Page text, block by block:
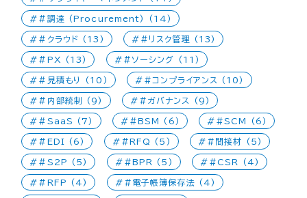
#調達 (Procurement) (14)
#クラウド (13) #リスク管理 (13)
#PX (13) #ソーシング (11)
#見積もり (10) #コンプライアンス (10)
#内部統制 (9) #ガバナンス (9)
#SaaS (7) #BSM (6) #SCM (6)
#EDI (6) #RFQ (5) #間接材 (5)
#S2P (5) #BPR (5) #CSR (4)
#RFP (4) #電子帳簿保存法 (4)